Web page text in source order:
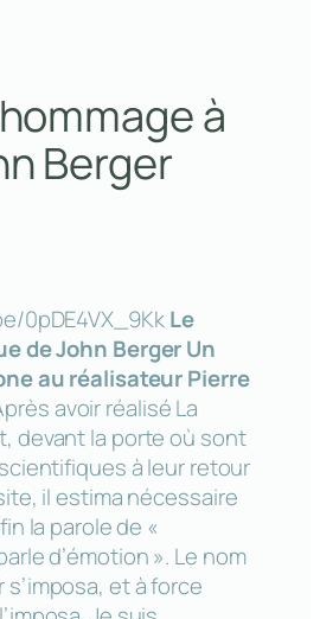
à
Berger
0pDE4VX_9KkLe
de John BergerUn
au réalisateur Pierre
avoir réaliséLa
devant la porteoù sont
à leur retour
il estima nécessaire
la parole de «
d’émotion ». Le nom
s’imposa, et à force